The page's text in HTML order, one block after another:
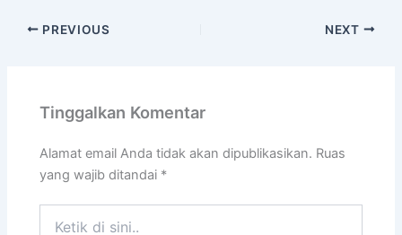
PREVIOUS NEXT
Tinggalkan Komentar
Alamat email Anda tidak akan dipublikasikan. Ruas
yang wajib ditandai *